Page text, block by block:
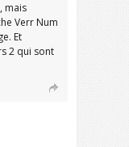
mais
Verr Num
Et
2 qui sont